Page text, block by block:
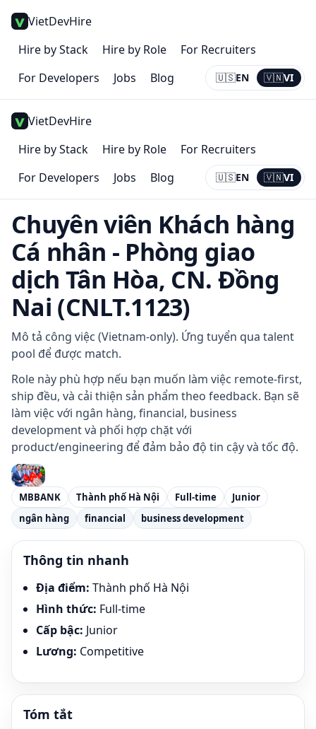
VietDevHire
Hire by Stack
Hire by Role
For Recruiters
For Developers
Jobs Blog 🇺🇸EN 🇻🇳VI
Current:
VI
VietDevHire
Hire by Stack
Hire by Role
For Recruiters
For Developers
Jobs Blog 🇺🇸EN 🇻🇳VI
Current:
VI
Chuyên viên Khách hàng
Cá nhân - Phòng giao
dịch Tân Hòa, CN. Đồng
Nai (CNLT.1123)
Mô tả công việc (Vietnam-only). Ứng tuyển qua talent
pool để được match.
Role này phù hợp nếu bạn muốn làm việc remote-first,
ship đều, và cải thiện sản phẩm theo feedback. Bạn sẽ
làm việc với ngân hàng, financial, business
development và phối hợp chặt với
product/engineering để đảm bảo độ tin cậy và tốc độ.
MBBANK Thành phố Hà Nội Full-time
Junior
ngân hàng
financial business development
Thông tin nhanh
Địa điểm: Thành phố Hà Nội
Hình thức: Full-time
Cấp bậc: Junior
Lương: Competitive
Tóm tắt